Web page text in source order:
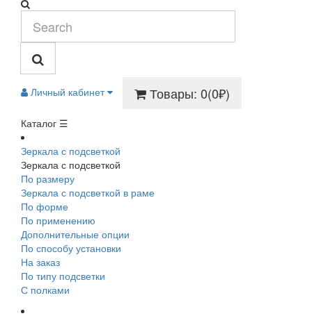
Личный кабинет Товары: 0(0₽)
Каталог ☰
Зеркала с подсветкой
Зеркала с подсветкой
По размеру
Зеркала с подсветкой в раме
По форме
По применению
Дополнительные опции
По способу установки
На заказ
По типу подсветки
С полками